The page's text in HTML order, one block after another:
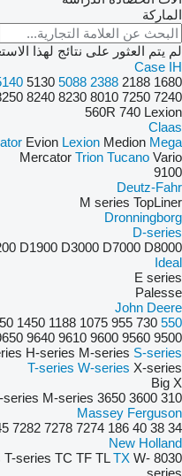
الماركة
لم يتم العثور على نتائج لهذا
Case IH
1680
2188
2388
5088
5130
7240
7250
8010
8230
8240
560R 740 Lexion
Claas
Evion Lexion Medion Mega
Mercator Trion Tucano Vario
9100
Deutz-Fahr
M series TopLiner
Dronningborg
D-series
D1900 D3000 D7000 D8000
Ideal
E series
Palesse
John Deere
550
730
955
1075
1188
1450
9500
9560
9600
9610
9640
H-series M-series S-series
T-series W-series X-series
Big X
310
3600
3650
series M-series
Massey Ferguson
34
38
40
186
7274
7278
7282
New Holland
8030
T-series TC TF TL TX W-
series